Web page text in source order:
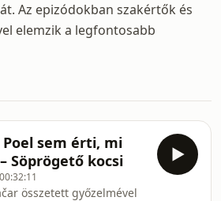
Az epizódokban szakértők és
elemzik a legfontosabb
sem érti, mi
Söprögető kocsi
00:32:11
összetett győzelmével